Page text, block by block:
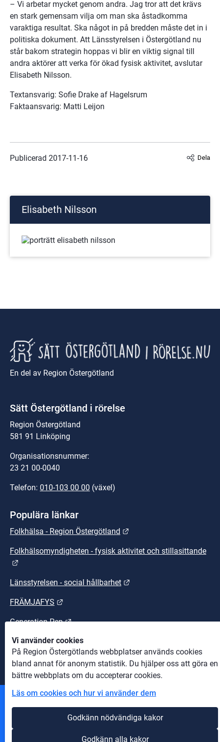
Vi använder cookies
På Region Östergötlands webbplatser används cookies
bland annat för anonym statistik. Du hjälper oss att göra en
bättre webbplats om du accepterar cookies.
Läs om cookies och hur vi använder dem
Godkänn nödvändiga kakor
Godkänn alla kakor
– Vi arbetar mycket genom andra. Jag tror att det krävs
en stark gemensam vilja om man ska åstadkomma
varaktiga resultat. Ska något in på bredden måste det in i
politiska dokument. Att Länsstyrelsen i Östergötland nu
står bakom strategin hoppas vi blir en viktig signal till
andra aktörer att verka för ökad fysisk aktivitet, avslutar
Elisabeth Nilsson.
Textansvarig: Sofie Drake af Hagelsrum
Faktaansvarig: Matti Leijon
Publicerad 2017-11-16 Dela
Elisabeth Nilsson
En del av Region Östergötland
Sätt Östergötland i rörelse
Region Östergötland
581 91 Linköping
Organisationsnummer:
23 21 00-0040
Telefon: 010-103 00 00 (växel)
Populära länkar
Folkhälsa - Region Östergötland
Folkhälsomyndigheten - fysisk aktivitet och stillasittande
Länsstyrelsen - social hållbarhet
FRÄMJAFYS
Generation Pep Länk till annan webbplats.
Sunt arbetsliv Länk till annan webbplats.
Andra webbplatser
Information om cookies